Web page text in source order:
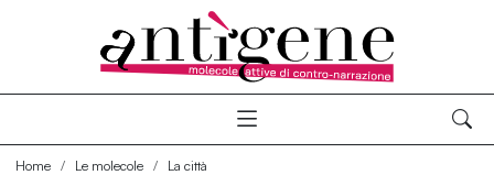
Home Le molecole La città